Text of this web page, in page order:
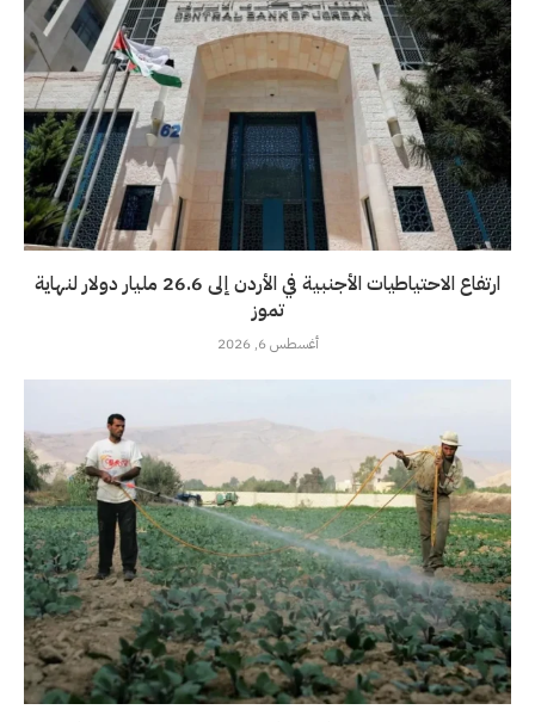
ارتفاع الاحتياطيات الأجنبية في الأردن إلى 26.6 مليار دولار لنهاية
تموز
أغسطس 6, 2026